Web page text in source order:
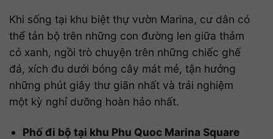
Khi sống tại khu biệt thự vườn Marina, cư dân có
thể tản bộ trên những con đường len giữa thảm
cỏ xanh, ngồi trò chuyện trên những chiếc ghế
đá, xích đu dưới bóng cây mát mẻ, tận hưởng
những phút giây thư giãn nhất và trải nghiệm
một kỳ nghỉ dưỡng hoàn hảo nhất.
Phố đi bộ tại khu Phu Quoc Marina Square